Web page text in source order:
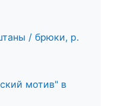
/ брюки, р.
мотив" в